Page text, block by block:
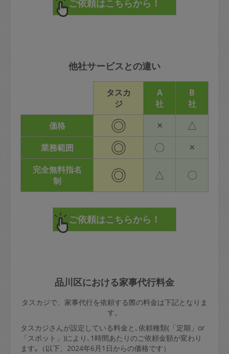
他社サービスとの違い
タスカ
ジ
A
社
B
社
価格
◎ × △
業務範囲 ◎ 〇 ×
完全無料指名
制
◎ △ 〇
品川区における家事代行料金
タスカジで、家事代行を依頼する際の料金は下記となりま
す。
タスカジさんが設定している料金と､依頼種類(「定期」or
「スポット」)により､1時間あたりのご依頼金額が変わり
ます｡（以下、2024年6月1日からの価格です）